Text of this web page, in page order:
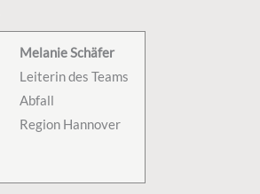
Melanie Schäfer
Leiterin des Teams
Abfall
Region Hannover